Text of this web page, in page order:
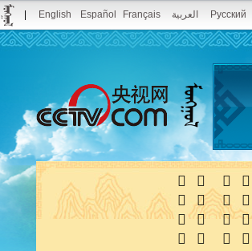
English Español Français العربية Русский
